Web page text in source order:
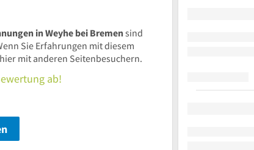
in Weyhe bei Bremensind
Sie Erfahrungen mit diesem
mit anderen Seitenbesuchern.
ab!